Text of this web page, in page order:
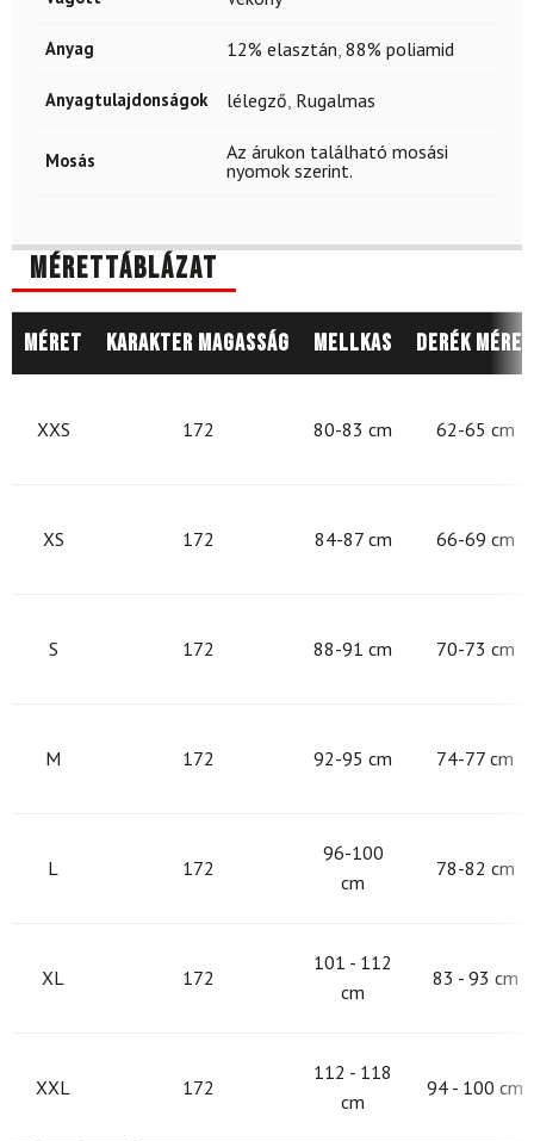
Anyag 12% elasztán, 88% poliamid
Anyagtulajdonságok lélegző, Rugalmas
Mosás
Az árukon található mosási
nyomok szerint.
Mérettáblázat
Méret Karakter magasság Mellkas Derék méret
XXS 172 80-83 cm 62-65 cm
XS 172 84-87 cm 66-69 cm
S 172 88-91 cm 70-73 cm
M 172 92-95 cm 74-77 cm
L 172
96-100
cm
78-82 cm
XL 172
101 - 112
cm
83 - 93 cm
XXL 172
112 - 118
cm
94 - 100 cm